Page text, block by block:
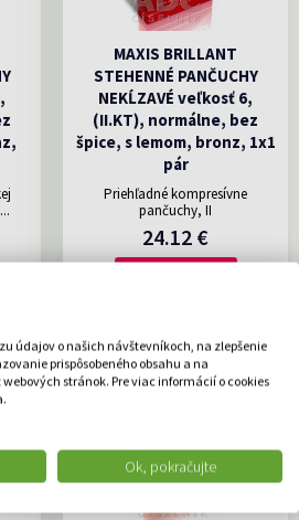
údajov o našich návštevníkoch, na zlepšenie
prispôsobeného obsahu a na
stránok. Pre viac informácií o cookies
Ok, pokračujte
MAXIS BRILLANT
STEHENNÉ PANČUCHY
NEKĹZAVÉ veľkosť 6,
(II.KT), normálne, bez
špice, s lemom, bronz, 1x1
pár
Priehľadné kompresívne
pančuchy, II
24.12 €